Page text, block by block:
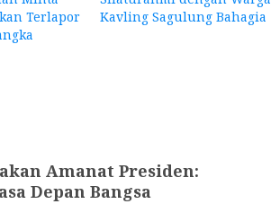
Terlapor
Kavling Sagulung Bahagia
Amanat Presiden:
Depan Bangsa